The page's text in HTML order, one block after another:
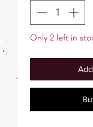
Only 2 left in